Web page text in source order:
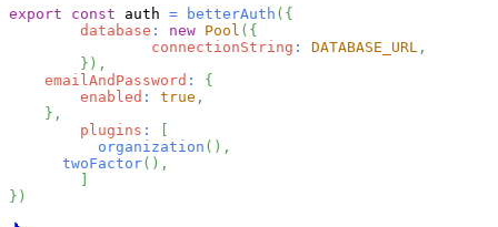
export const auth = betterAuth ( {
database : new Pool ( {
connectionString : DATABASE_URL ,
} ) ,
emailAndPassword :
{
enabled : true ,
} ,
plugins :
organization ( ) ,
twoFactor( ) ,
} )